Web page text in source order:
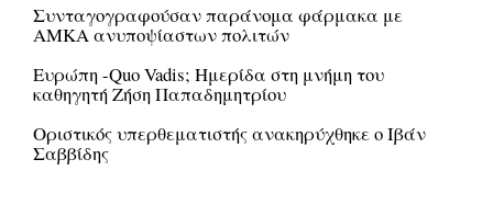
Συνταγογραφούσαν παράνομα φάρμακα με
ΑΜΚΑ ανυποψίαστων πολιτών
Ευρώπη -Quo Vadis; Ημερίδα στη μνήμη του
καθηγητή Ζήση Παπαδημητρίου
Οριστικός υπερθεματιστής ανακηρύχθηκε ο Ιβάν
Σαββίδης